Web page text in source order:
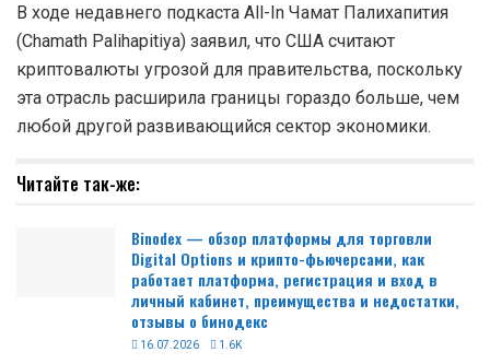
В ходе недавнего подкаста All-In Чамат Палихапития
(Chamath Palihapitiya) заявил, что США считают
криптовалюты угрозой для правительства, поскольку
эта отрасль расширила границы гораздо больше, чем
любой другой развивающийся сектор экономики.
Читайте так-же:
Binodex — обзор платформы для торговли
Digital Options и крипто-фьючерсами, как
работает платформа, регистрация и вход в
личный кабинет, преимущества и недостатки,
отзывы о бинодекс
16.07.2026 1.6K